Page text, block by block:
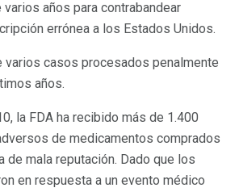
años para contrabandear
errónea a los Estados Unidos.
varios casos procesados ​​penalmente
años.
la FDA ha recibido más de 1.400
de medicamentos comprados
de mala reputación. Dado que los
en respuesta a un evento médico